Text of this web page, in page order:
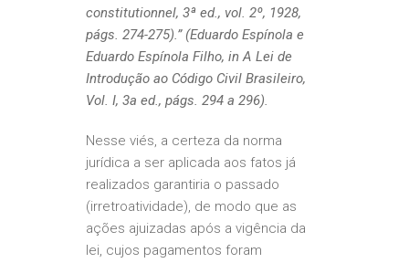
constitutionnel, 3ª ed., vol. 2º, 1928,
págs. 274-275).” (Eduardo Espínola e
Eduardo Espínola Filho, in A Lei de
Introdução ao Código Civil Brasileiro,
Vol. I, 3a ed., págs. 294 a 296).
Nesse viés, a certeza da norma
jurídica a ser aplicada aos fatos já
realizados garantiria o passado
(irretroatividade), de modo que as
ações ajuizadas após a vigência da
lei, cujos pagamentos foram